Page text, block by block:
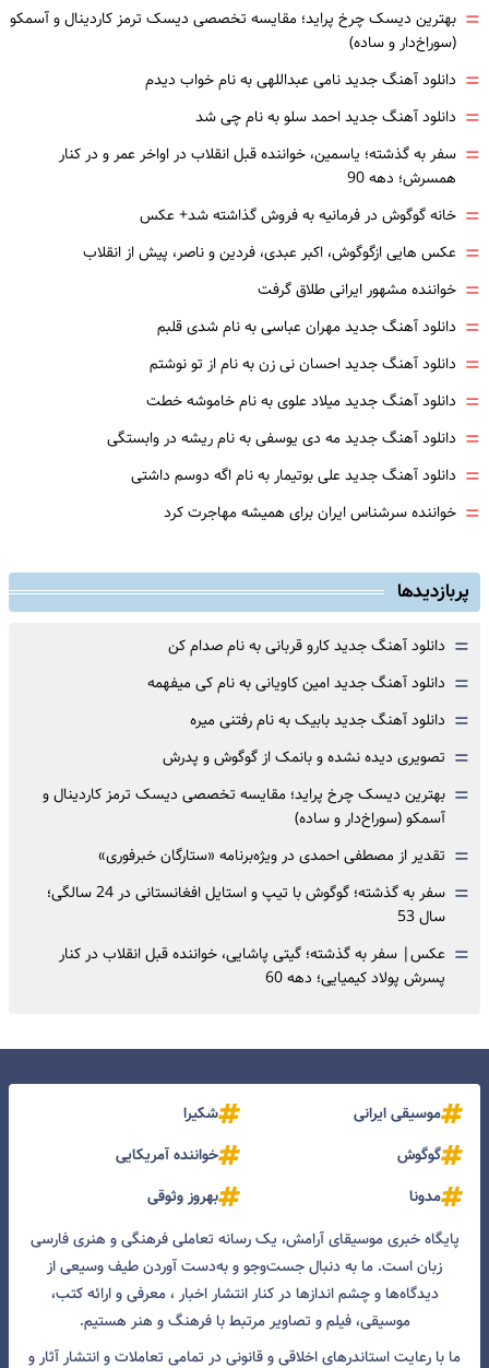
= بهترین دیسک چرخ پراید؛ مقایسه تخصصی دیسک ترمز کاردینال و آسمکو
(سوراخ‌دار و ساده)
= دانلود آهنگ جدید نامی عبداللهی به نام خواب دیدم
= دانلود آهنگ جدید احمد سلو به نام چی شد
= سفر به گذشته؛ یاسمین، خواننده قبل انقلاب در اواخر عمر و در کنار
همسرش؛ دهه 90
= خانه گوگوش در فرمانیه به فروش گذاشته شد+ عکس
= عکس هایی ازگوگوش، اکبر عبدی، فردین و ناصر، پیش از انقلاب
= خواننده مشهور ایرانی طلاق گرفت
= دانلود آهنگ جدید مهران عباسی به نام شدی قلبم
= دانلود آهنگ جدید احسان نی زن به نام از تو نوشتم
= دانلود آهنگ جدید میلاد علوی به نام خاموشه خطت
= دانلود آهنگ جدید مه دی یوسفی به نام ریشه در وابستگی
= دانلود آهنگ جدید علی بوتیمار به نام اگه دوسم داشتی
= خواننده سرشناس ایران برای همیشه مهاجرت کرد
پربازدیدها
= دانلود آهنگ جدید کارو قربانی به نام صدام کن
= دانلود آهنگ جدید امین کاویانی به نام کی میفهمه
= دانلود آهنگ جدید بابیک به نام رفتنی میره
= تصویری دیده نشده و بانمک از گوگوش و پدرش
= بهترین دیسک چرخ پراید؛ مقایسه تخصصی دیسک ترمز کاردینال و
آسمکو (سوراخ‌دار و ساده)
= تقدیر از مصطفی احمدی در ویژه‌برنامه «ستارگان خبرفوری»
=
سفر به گذشته؛ گوگوش با تیپ و استایل افغانستانی در 24 سالگی؛
سال 53
= عکس| سفر به گذشته؛ گیتی پاشایی، خواننده قبل انقلاب در کنار
پسرش پولاد کیمیایی؛ دهه 60
موسیقی ایرانی
شکیرا
گوگوش
خواننده آمریکایی
مدونا
بهروز وثوقی
پایگاه خبری موسیقای آرامش، یک رسانه تعاملی فرهنگی و هنری فارسی
زبان است. ما به دنبال جست‌و‌جو و به‌دست آوردن طیف وسیعی از
دیدگاه‌ها و چشم انداز‌ها در کنار انتشار اخبار ، معرفی و ارائه کتب،
موسیقی، فیلم و تصاویر مرتبط با فرهنگ و هنر هستیم.
ما با رعایت استاندرهای اخلاقی و قانونی در تمامی تعاملات و انتشار آثار و